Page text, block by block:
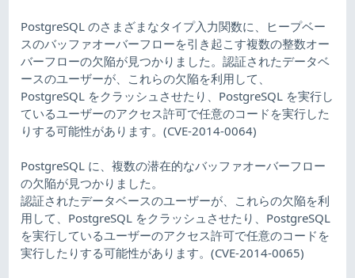
PostgreSQL のさまざまなタイプ入力関数に、ヒープベー
スのバッファオーバーフローを引き起こす複数の整数オー
バーフローの欠陥が見つかりました。認証されたデータベ
ースのユーザーが、これらの欠陥を利用して、
PostgreSQL をクラッシュさせたり、PostgreSQL を実行し
ているユーザーのアクセス許可で任意のコードを実行した
りする可能性があります。(CVE-2014-0064)
PostgreSQL に、複数の潜在的なバッファオーバーフロー
の欠陥が見つかりました。
認証されたデータベースのユーザーが、これらの欠陥を利
用して、PostgreSQL をクラッシュさせたり、PostgreSQL
を実行しているユーザーのアクセス許可で任意のコードを
実行したりする可能性があります。(CVE-2014-0065)